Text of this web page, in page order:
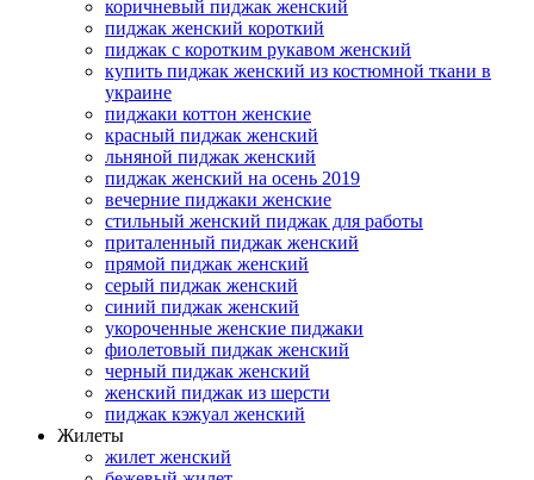
коричневый пиджак женский
пиджак женский короткий
пиджак с коротким рукавом женский
купить пиджак женский из костюмной ткани в
украине
пиджаки коттон женские
красный пиджак женский
льняной пиджак женский
пиджак женский на осень 2019
вечерние пиджаки женские
стильный женский пиджак для работы
приталенный пиджак женский
прямой пиджак женский
серый пиджак женский
синий пиджак женский
укороченные женские пиджаки
фиолетовый пиджак женский
черный пиджак женский
женский пиджак из шерсти
пиджак кэжуал женский
Жилеты
жилет женский